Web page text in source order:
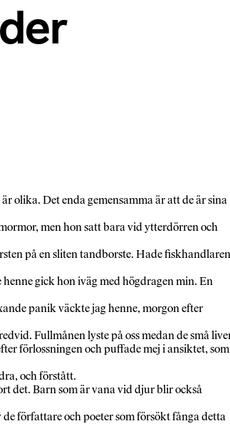
olika. Det enda gemensamma är att de är sina
men hon satt bara vid ytterdörren och
på en sliten tandborste. Hade fiskhandlaren
gick hon iväg med högdragen min. En
panik väckte jag henne, morgon efter
Fullmånen lyste på oss medan de små
förlossningen och puffade mej i ansiktet, som
och förstått.
det. Barn som är vana vid djur blir också
författare och poeter som försökt fånga detta